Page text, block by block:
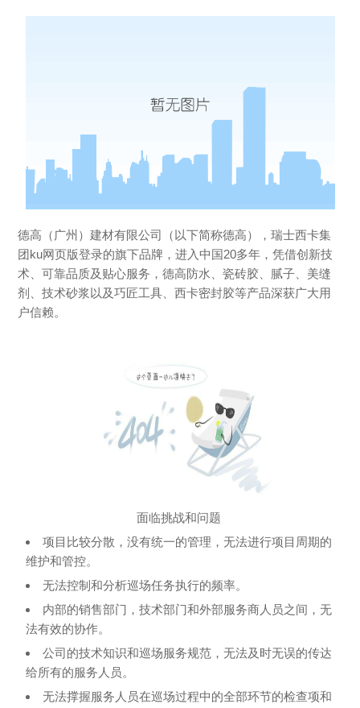
德高（广州）建材有限公司（以下简称德高），瑞士西卡集
团ku网页版登录的旗下品牌，进入中国20多年，凭借创新技
术、可靠品质及贴心服务，德高防水、瓷砖胶、腻子、美缝
剂、技术砂浆以及巧匠工具、西卡密封胶等产品深获广大用
户信赖。
面临挑战和问题
项目比较分散，没有统一的管理，无法进行项目周期的
维护和管控。
无法控制和分析巡场任务执行的频率。
内部的销售部门，技术部门和外部服务商人员之间，无
法有效的协作。
公司的技术知识和巡场服务规范，无法及时无误的传达
给所有的服务人员。
无法撑握服务人员在巡场过程中的全部环节的检查项和